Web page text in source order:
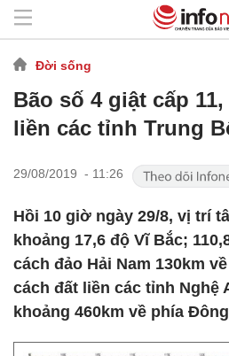
Đời sống
Bão số 4 giật cấp
liền các tỉnh Trung
29/08/2019 - 11:26
Hồi 10 giờ ngày 29/8, vị trí
khoảng 17,6 độ Vĩ Bắc;
cách đảo Hải Nam 130km
cách đất liền các tỉnh Nghệ
khoảng 460km về phía